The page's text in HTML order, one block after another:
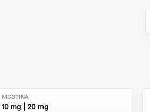
NICOTINA
10 mg | 20 mg